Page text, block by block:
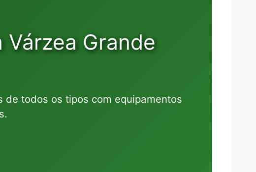
Grande
de todos os tipos com equipamentos